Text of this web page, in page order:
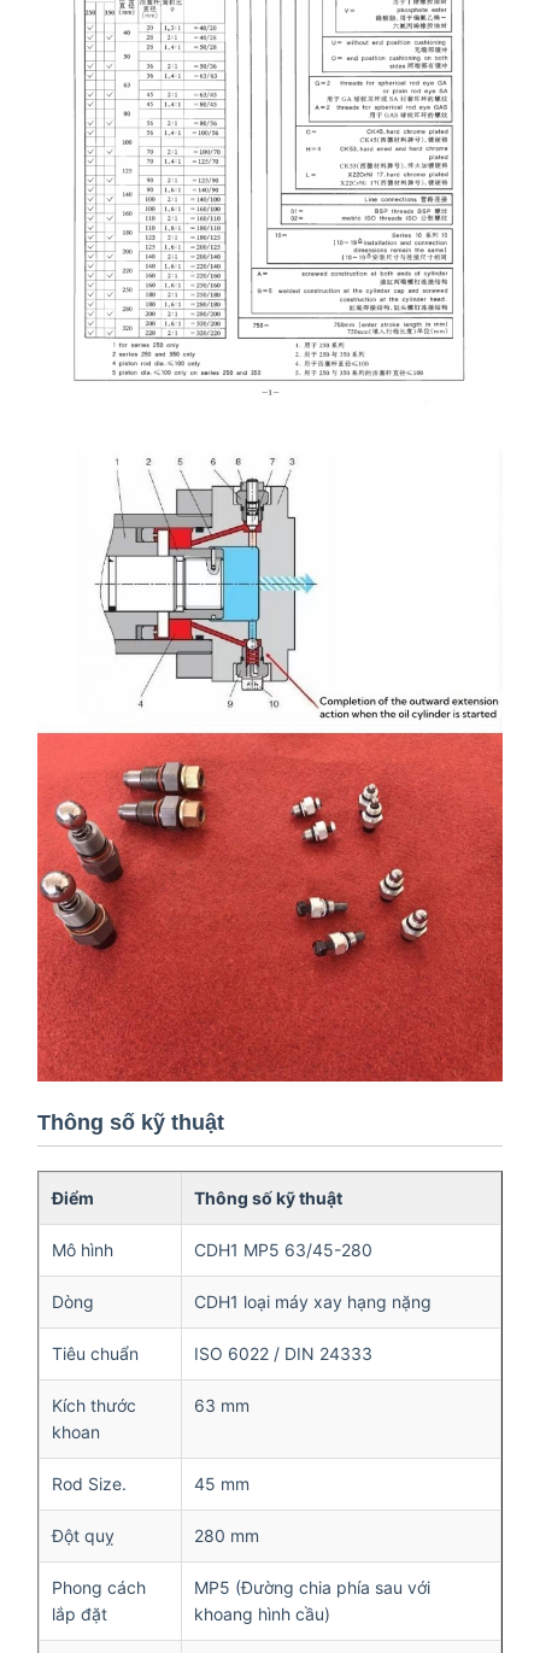
Thông số kỹ thuật
Điểm Thông số kỹ thuật
Mô hình CDH1 MP5 63/45-280
Dòng CDH1 loại máy xay hạng nặng
Tiêu chuẩn ISO 6022 / DIN 24333
Kích thước
khoan
63 mm
Rod Size. 45 mm
Đột quỵ 280 mm
Phong cách
lắp đặt
MP5 (Đường chia phía sau với
khoang hình cầu)